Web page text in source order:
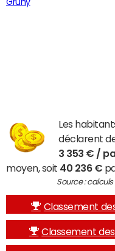
Gruny
Les
déclarent
3 353 € /
moyen, soit 40 236 €
Source :
Classement
Classement